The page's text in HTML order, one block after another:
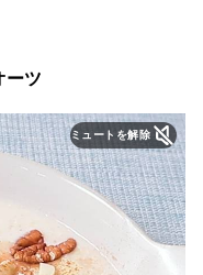
ーツ
ミュートを解除